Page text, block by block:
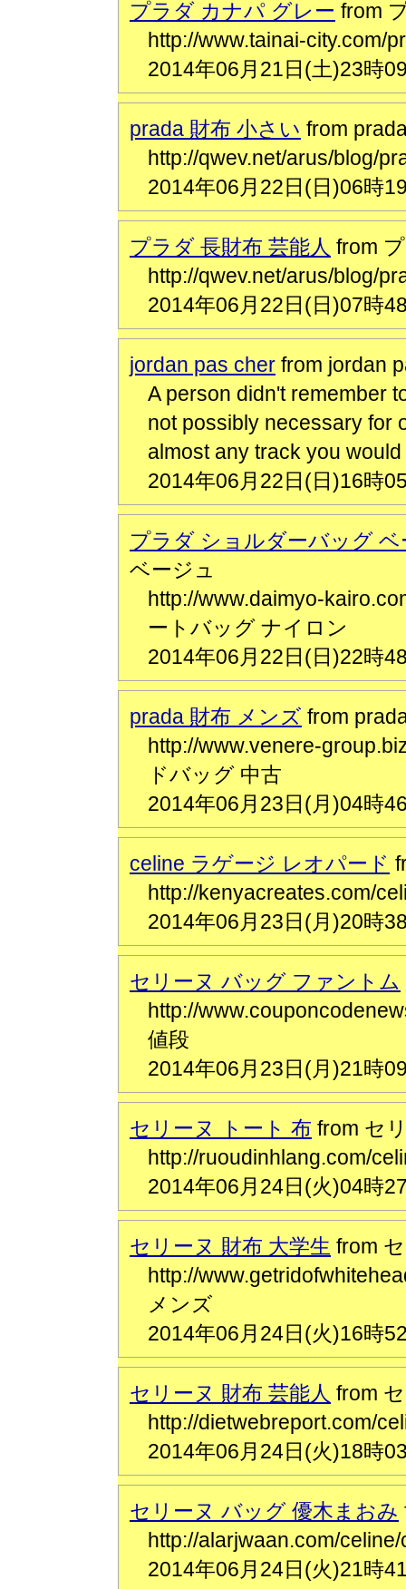
プラダ カナパ グレー from
http://www.tainai-city.com/
2014年06月21日(土)23時
prada 財布 小さい from
http://qwev.net/arus/blog/
2014年06月22日(日)06時
プラダ 長財布 芸能人 from
http://qwev.net/arus/blog/
2014年06月22日(日)07時
jordan pas cher from jordan
A person didn't remember
not possibly necessary for
almost any track you would
2014年06月22日(日)16時
プラダ ショルダーバッグ
ベージュ
http://www.daimyo-
ートバッグ ナイロン
2014年06月22日(日)22時
prada 財布 メンズ from
http://www.venere-
ドバッグ 中古
2014年06月23日(月)04時
celine ラゲージ レオパード
http://kenyacreates.com/
2014年06月23日(月)20時
セリーヌ バッグ ファントム
http://
値段
2014年06月23日(月)21時
セリーヌ トート 布 from セ
http://ruoudinhlang.com/
2014年06月24日(火)04時
セリーヌ 財布 大学生 from
http://
メンズ
2014年06月24日(火)16時
セリーヌ 財布 芸能人 from
http://dietwebreport.com/
2014年06月24日(火)18時
セリーヌ バッグ 優木まおみ
http://alarjwaan.com/
2014年06月24日(火)21時